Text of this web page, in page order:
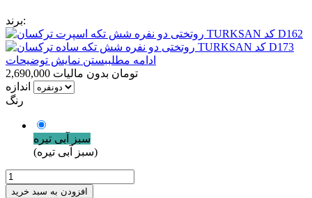
برند:
ادامه مطلببستن نمایش توضیحات
2,690,000 تومان بدون مالیات
اندازه
رنگ
سبز آبی تیره
(سبز آبی تیره)
افزودن به سبد خرید